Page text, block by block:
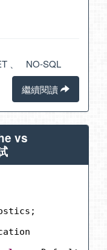
NO-SQL
繼續閱讀
vs